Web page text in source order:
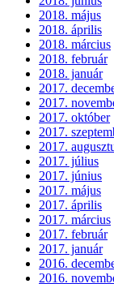
2018. május
2018. április
2018. március
2018. február
2018. január
2017.
2017.
2017. október
2017.
2017.
2017. július
2017. június
2017. május
2017. április
2017. március
2017. február
2017. január
2016.
2016.